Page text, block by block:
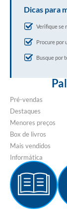
Dicas para
Verifique se
Procure por
Busque por
Pré-vendas
Destaques
Menores preços
Box de livros
Mais vendidos
Informática